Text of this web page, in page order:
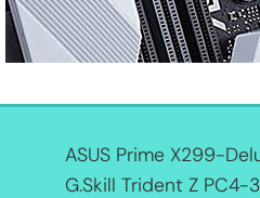
ASUS Prime X299-
G.Skill Trident Z